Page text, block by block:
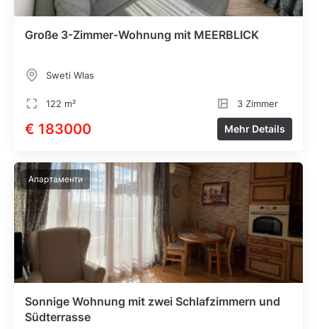
Große 3-Zimmer-Wohnung mit MEERBLICK
Sweti Wlas
122 m² 3 Zimmer
€ 183000 Mehr Details
Апартаменти
Sonnige Wohnung mit zwei Schlafzimmern und
Südterrasse